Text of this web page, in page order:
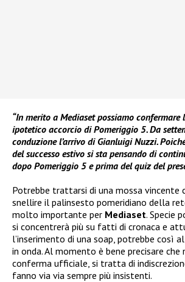
“In merito a Mediaset possiamo confermare
ipotetico accorcio di Pomeriggio 5. Da
conduzione l’arrivo di Gianluigi Nuzzi.
del successo estivo si sta pensando di
dopo Pomeriggio 5 e prima del quiz del
Potrebbe trattarsi di una mossa vincente
snellire il palinsesto pomeridiano della
molto importante per Mediaset. Specie
si concentrerà più su fatti di cronaca e
l’inserimento di una soap, potrebbe così
in onda. Al momento è bene precisare che
conferma ufficiale, si tratta di
fanno via via sempre più insistenti.